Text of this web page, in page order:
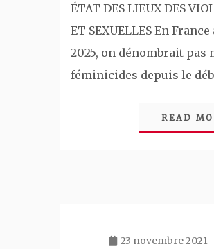
ÉTAT DES LIEUX DES
ET SEXUELLES En
2025, on dénombrait pas
féminicides depuis le
READ
23 novembre 2021